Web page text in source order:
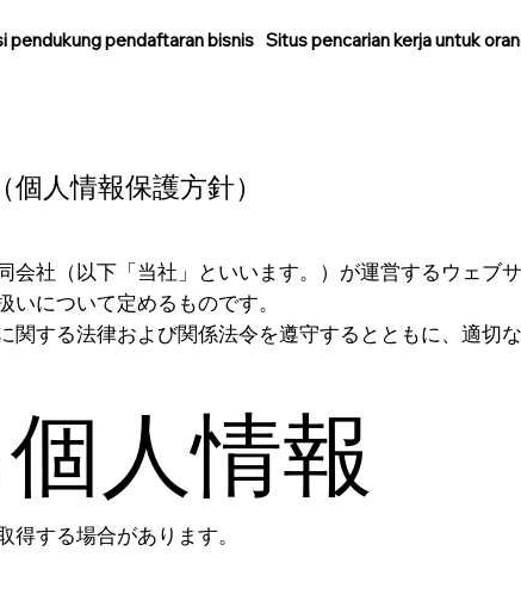
pendukung pendaftaran bisnis Situs pencarian kerja untuk
人情報保護方針）
社（以下「当社」といいます。）が運営するウェブ
いについて定めるものです。
する法律および関係法令を遵守するとともに、適切
人情報
する場合があります。